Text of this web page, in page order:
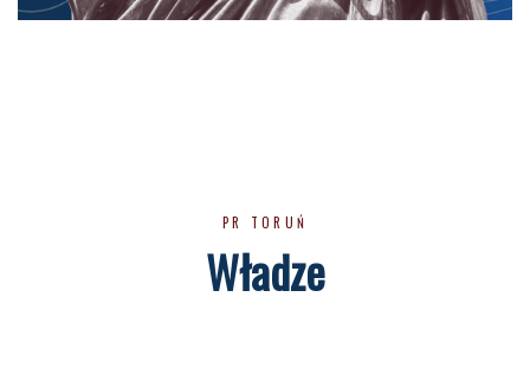
PR TORUŃ
Władze